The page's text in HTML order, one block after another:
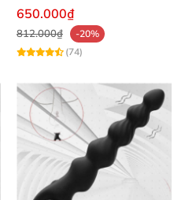
sướng
650.000₫
812.000₫
-20%
(74)